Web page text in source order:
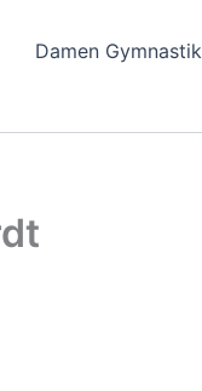
Damen Gymnastik